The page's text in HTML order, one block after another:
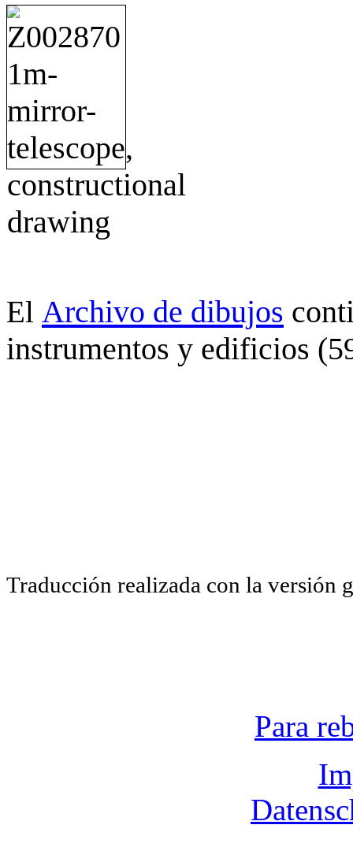
El Archivo de dibujos
instrumentos y edificios
Traducción realizada con la versión
Para